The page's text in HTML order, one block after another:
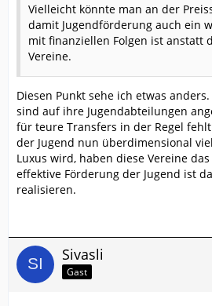
Vielleicht könnte man an der
damit Jugendförderung auch ein
mit finanziellen Folgen ist anstatt
Vereine.
Diesen Punkt sehe ich etwas
sind auf ihre Jugendabteilungen
für teure Transfers in der Regel
der Jugend nun überdimensional
Luxus wird, haben diese Vereine
effektive Förderung der Jugend ist
realisieren.
Sivasli
Gast